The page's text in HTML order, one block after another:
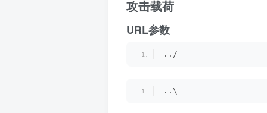
攻击载荷
URL参数
../
..\